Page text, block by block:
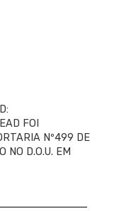
FOI
Nº499 DE
D.O.U. EM